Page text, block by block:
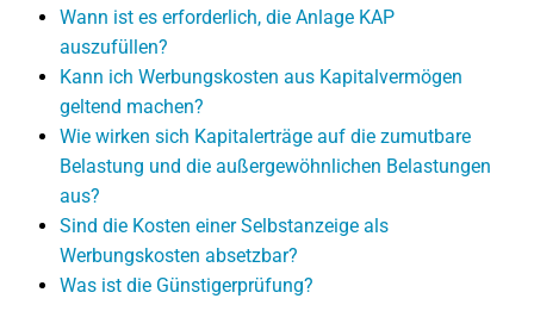
Wann ist es erforderlich, die Anlage KAP
auszufüllen?
Kann ich Werbungskosten aus Kapitalvermögen
geltend machen?
Wie wirken sich Kapitalerträge auf die zumutbare
Belastung und die außergewöhnlichen Belastungen
aus?
Sind die Kosten einer Selbstanzeige als
Werbungskosten absetzbar?
Was ist die Günstigerprüfung?